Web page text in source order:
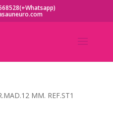
MM. REF.ST1